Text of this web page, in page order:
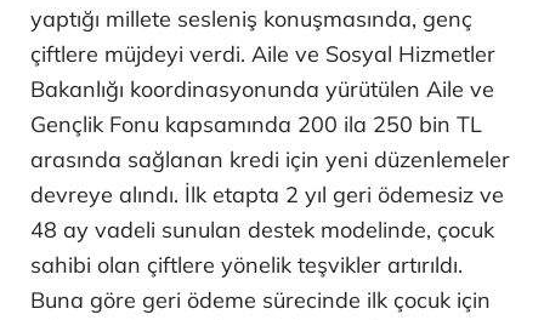
yaptığı millete sesleniş konuşmasında, genç
çiftlere müjdeyi verdi. Aile ve Sosyal Hizmetler
Bakanlığı koordinasyonunda yürütülen Aile ve
Gençlik Fonu kapsamında 200 ila 250 bin TL
arasında sağlanan kredi için yeni düzenlemeler
devreye alındı. İlk etapta 2 yıl geri ödemesiz ve
48 ay vadeli sunulan destek modelinde, çocuk
sahibi olan çiftlere yönelik teşvikler artırıldı.
Buna göre geri ödeme sürecinde ilk çocuk için